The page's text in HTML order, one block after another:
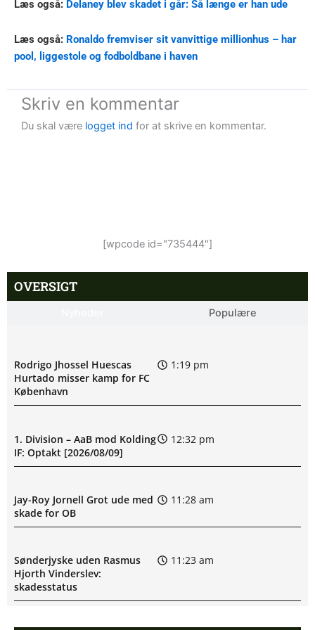
Læs også: Delaney blev skadet i går: Så længe er han ude
Læs også: Ronaldo fremviser sit vanvittige millionhus – har
pool, liggestole og fodboldbane i haven
Skriv en kommentar
Du skal være logget ind for at skrive en kommentar.
[wpcode id="735444"]
OVERSIGT
Populære
Rodrigo Jhossel Huescas
Hurtado misser kamp for FC
København
1:19 pm
1. Division – AaB mod Kolding
IF: Optakt [2026/08/09]
12:32 pm
Jay-Roy Jornell Grot ude med
skade for OB
11:28 am
Sønderjyske uden Rasmus
Hjorth Vinderslev:
skadesstatus
11:23 am